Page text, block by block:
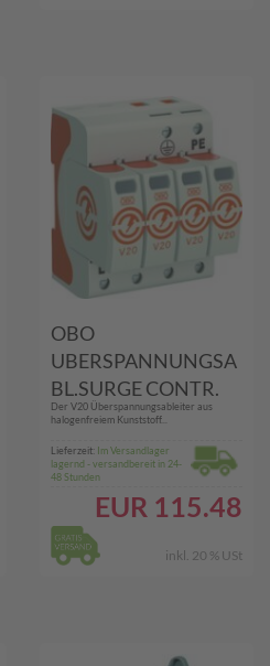
OBO
UBERSPANNUNGSA
BL.SURGE CONTR.
(V20-4-280 NEU)
Der V20 Überspannungsableiter aus
halogenfreiem Kunststoff...
Lieferzeit: Im Versandlager
lagernd - versandbereit in 24-
48 Stunden
EUR 115.48
inkl. 20 % USt